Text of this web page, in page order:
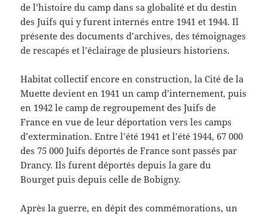
de l’histoire du camp dans sa globalité et du destin
des Juifs qui y furent internés entre 1941 et 1944. Il
présente des documents d’archives, des témoignages
de rescapés et l’éclairage de plusieurs historiens.
Habitat collectif encore en construction, la Cité de la
Muette devient en 1941 un camp d’internement, puis
en 1942 le camp de regroupement des Juifs de
France en vue de leur déportation vers les camps
d’extermination. Entre l’été 1941 et l’été 1944, 67 000
des 75 000 Juifs déportés de France sont passés par
Drancy. Ils furent déportés depuis la gare du
Bourget puis depuis celle de Bobigny.
Après la guerre, en dépit des commémorations, un